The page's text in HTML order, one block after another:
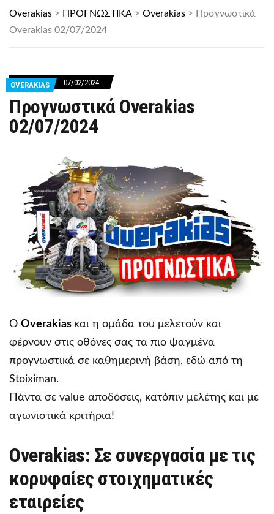
Overakias > ΠΡΟΓΝΩΣΤΙΚΑ > Overakias > Προγνωστικά
Overakias 02/07/2024
OVERAKIAS 07/02/2024
Προγνωστικά Overakias
02/07/2024
Ο Overakias και η ομάδα του μελετούν και
φέρνουν στις οθόνες σας τα πιο ψαγμένα
προγνωστικά σε καθημερινή βάση, εδώ από τη
Stoiximan.
Πάντα σε value αποδόσεις, κατόπιν μελέτης και με
αγωνιστικά κριτήρια!
Overakias: Σε συνεργασία με τις
κορυφαίες στοιχηματικές
εταιρείες